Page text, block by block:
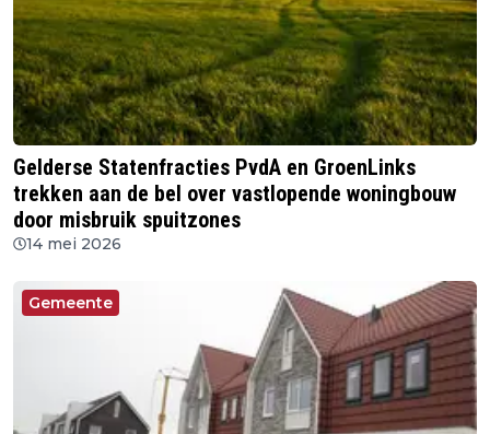
Gelderse Statenfracties PvdA en GroenLinks
trekken aan de bel over vastlopende woningbouw
door misbruik spuitzones
14 mei 2026
Gemeente